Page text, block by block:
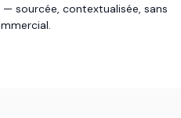
sourcée, contextualisée, sans